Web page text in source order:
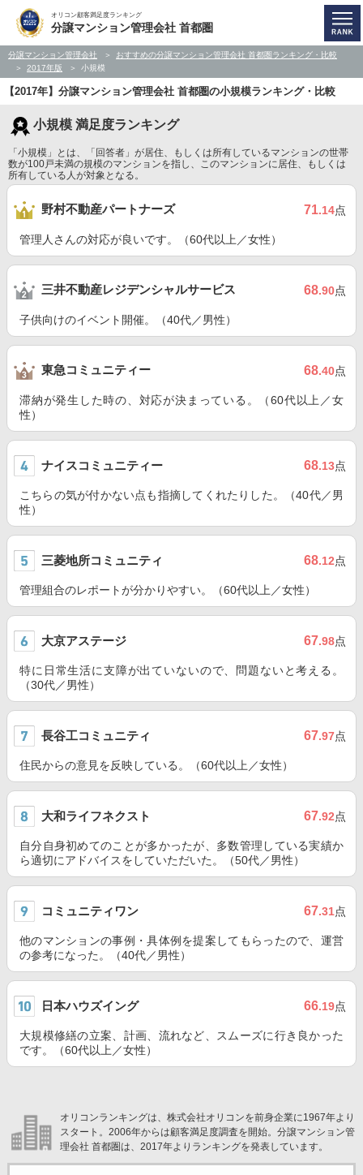
オリコン顧客満足度ランキング
分譲マンション管理会社 首都圏
分譲マンション管理会社
おすすめの分譲マンション管理会社 首都圏ランキング・比較
2017年版
小規模
【2017年】分譲マンション管理会社 首都圏の小規模ランキング・比較
小規模 満足度ランキング
「小規模」とは、「回答者」が居住、もしくは所有しているマンションの世帯
数が100戸未満の規模のマンションを指し、このマンションに居住、もしくは
所有している人が対象となる。
野村不動産パートナーズ 71.14点
管理人さんの対応が良いです。（60代以上／女性）
三井不動産レジデンシャルサービス 68.90点
子供向けのイベント開催。（40代／男性）
東急コミュニティー 68.40点
滞納が発生した時の、対応が決まっている。（60代以上／女
性）
ナイスコミュニティー 68.13点
こちらの気が付かない点も指摘してくれたりした。（40代／男
性）
三菱地所コミュニティ 68.12点
管理組合のレポートが分かりやすい。（60代以上／女性）
大京アステージ 67.98点
特に日常生活に支障が出ていないので、問題ないと考える。
（30代／男性）
長谷工コミュニティ 67.97点
住民からの意見を反映している。（60代以上／女性）
大和ライフネクスト 67.92点
自分自身初めてのことが多かったが、多数管理している実績か
ら適切にアドバイスをしていただいた。（50代／男性）
コミュニティワン 67.31点
他のマンションの事例・具体例を提案してもらったので、運営
の参考になった。（40代／男性）
日本ハウズイング 66.19点
大規模修繕の立案、計画、流れなど、スムーズに行き良かった
です。（60代以上／女性）
オリコンランキングは、株式会社オリコンを前身企業に1967年より
スタート。2006年からは顧客満足度調査を開始。分譲マンション管
理会社 首都圏は、2017年よりランキングを発表しています。